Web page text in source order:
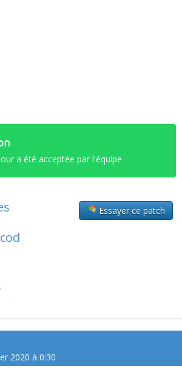
a été acceptée par l'équipe
Essayer ce patch
2020 à 0:30